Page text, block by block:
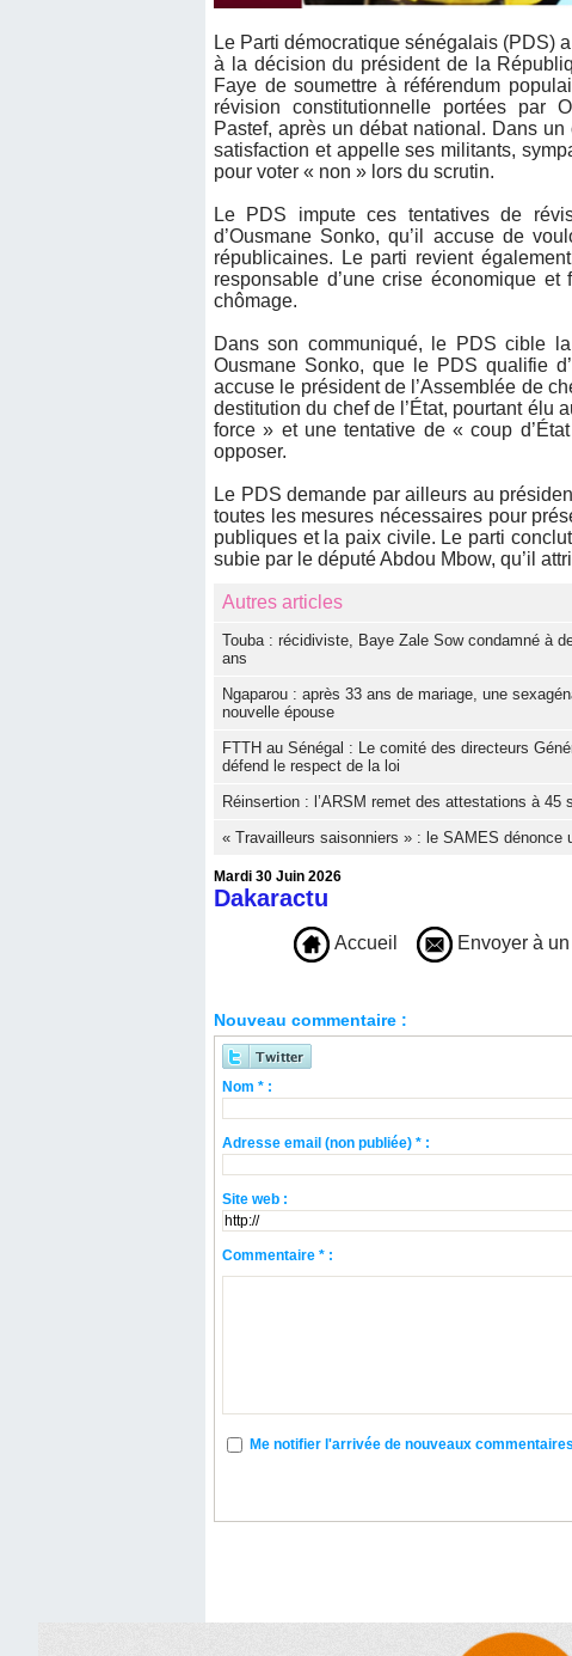
Le Parti démocratique sénégalais (PDS)
à la décision du président de la
Faye de soumettre à référendum
révision constitutionnelle portées par
Pastef, après un débat national. Dans
satisfaction et appelle ses militants,
pour voter « non » lors du scrutin.
Le PDS impute ces tentatives de
d’Ousmane Sonko, qu’il accuse de
républicaines. Le parti revient
responsable d’une crise économique
chômage.
Dans son communiqué, le PDS cible
Ousmane Sonko, que le PDS qualifie
accuse le président de l’Assemblée de
destitution du chef de l’État, pourtant élu
force » et une tentative de « coup
opposer.
Le PDS demande par ailleurs au
toutes les mesures nécessaires pour
publiques et la paix civile. Le parti
subie par le député Abdou Mbow, qu’il
Autres articles
Touba : récidiviste, Baye Zale Sow condamné à
ans
Ngaparou : après 33 ans de mariage, une
nouvelle épouse
FTTH au Sénégal : Le comité des directeurs
défend le respect de la loi
Réinsertion : l’ARSM remet des attestations à
« Travailleurs saisonniers » : le SAMES dénonce
Mardi 30 Juin 2026
Dakaractu
Accueil Envoyer à
Nouveau commentaire :
Nom * :
Adresse email (non publiée) * :
Site web :
Commentaire * :
Me notifier l'arrivée de nouveaux commentaires